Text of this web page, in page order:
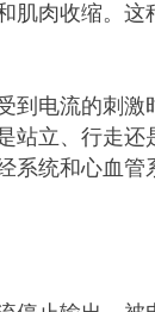
肌肉收缩。
电流的刺
立、行走
统和心血管